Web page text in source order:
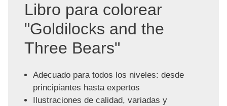
Libro para colorear
"Goldilocks and the
Three Bears"
Adecuado para todos los niveles: desde
principiantes hasta expertos
Ilustraciones de calidad, variadas y